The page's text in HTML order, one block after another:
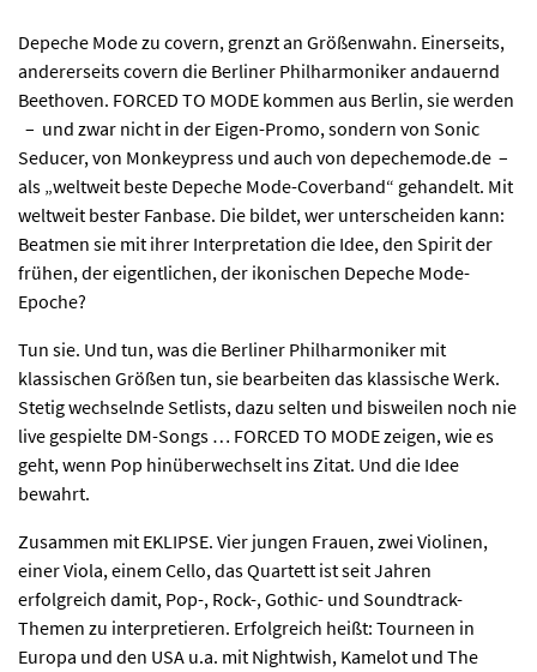
Facebook Newsletter
Ticktes kaufen
Kontakt
Depeche Mode zu covern, grenzt an Größenwahn. Einerseits,
andererseits covern die Berliner Philharmoniker andauernd
Beethoven. FORCED TO MODE kommen aus Berlin, sie werden
– und zwar nicht in der Eigen-Promo, sondern von Sonic
Seducer, von Monkeypress und auch von depechemode.de –
als „weltweit beste Depeche Mode-Coverband“ gehandelt. Mit
weltweit bester Fanbase. Die bildet, wer unterscheiden kann:
Beatmen sie mit ihrer Interpretation die Idee, den Spirit der
frühen, der eigentlichen, der ikonischen Depeche Mode-
Epoche?
Tun sie. Und tun, was die Berliner Philharmoniker mit
klassischen Größen tun, sie bearbeiten das klassische Werk.
Stetig wechselnde Setlists, dazu selten und bisweilen noch nie
live gespielte DM-Songs … FORCED TO MODE zeigen, wie es
geht, wenn Pop hinüberwechselt ins Zitat. Und die Idee
bewahrt.
Zusammen mit EKLIPSE. Vier jungen Frauen, zwei Violinen,
einer Viola, einem Cello, das Quartett ist seit Jahren
erfolgreich damit, Pop-, Rock-, Gothic- und Soundtrack-
Themen zu interpretieren. Erfolgreich heißt: Tourneen in
Europa und den USA u.a. mit Nightwish, Kamelot und The